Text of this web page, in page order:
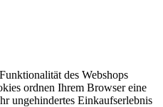
des Webshops
ordnen Ihrem Browser eine
ungehindertes Einkaufserlebnis